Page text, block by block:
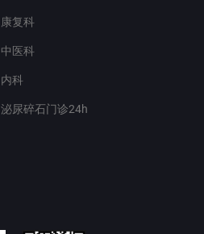
康复科
中医科
内科
泌尿碎石门诊24h